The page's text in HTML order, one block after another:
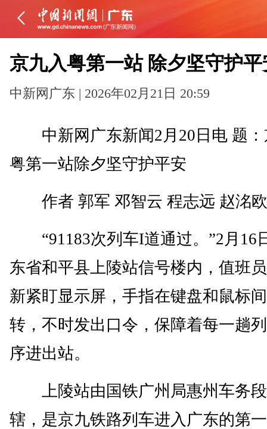
京九入粤第一站 除夕坚守护平
中新网广东 | 2026年02月21日 20:59
中新网广东新闻2月20日电 题：
粤第一站除夕坚守护平安
作者 郭军 邓智云 程志远 赵洺欧
“91183次列车I道通过。”2月16
东省和平县上陵站信号楼内，值班
新紧盯显示屏，手指在键盘和鼠标
转，不时发出口令，保障着每一趟
序进出站。
上陵站由国铁广州局惠州车务
辖，是京九铁路列车进入广东的第